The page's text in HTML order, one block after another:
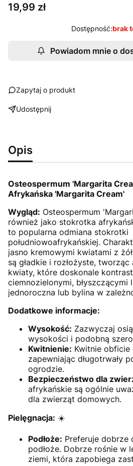
Cena
19,99 zł
Dostępność:brak
Powiadom mnie o
Zapytaj o produkt
Udostępnij
Opis
Osteospermum 'Margarita
Afrykańska 'Margarita Cream'
Wygląd: Osteospermum
również jako stokrotka
to popularna odmiana stokrotki
południowoafrykańskiej.
jasno kremowymi kwiatami z
są gładkie i rozłożyste, tworząc
kwiaty, które doskonale
ciemnozielonymi, błyszczącymi
jednoroczna lub bylina w
Dodatkowe informacje:
Wysokość: Zazwyczaj
wysokości i podobną
Kwitnienie: Kwitnie obficie
zapewniając długotrwały
ogrodzie.
Bezpieczeństwo dla
afrykańskie są ogólnie
dla zwierząt domowych.
Pielęgnacja: ☀️
Podłoże: Preferuje dobrze
podłoże. Dobrze rośnie w
ziemi, która zapobiega